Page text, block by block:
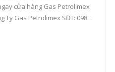
cửa hàng Gas Petrolimex
Ty Gas Petrolimex SĐT: 0985
[…]